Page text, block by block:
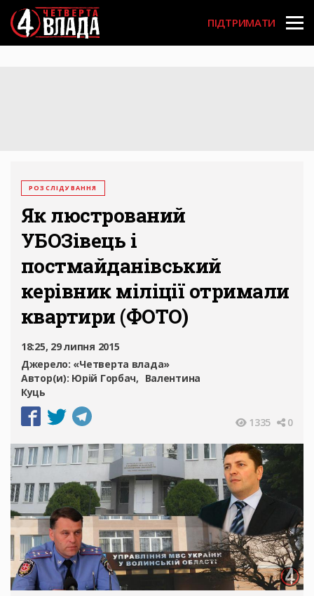
Перейти
до
основного
вмісту
User
account
ПІДТРИМАТИ
РОЗСЛІДУВАННЯ
Як люстрований
УБОЗівець і
постмайданівський
керівник міліції отримали
квартири (ФОТО)
18:25, 29 липня 2015
Джерело: «Четверта влада»
Автор(и): Юрій Горбач
Валентина
Куць
1335 0